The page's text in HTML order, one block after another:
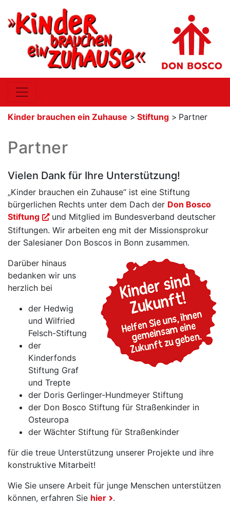
Kinder brauchen ein Zuhause > Stiftung > Partner
Partner
Vielen Dank für Ihre Unterstützung!
„Kinder brauchen ein Zuhause“ ist eine Stiftung
bürgerlichen Rechts unter dem Dach der Don Bosco
Stiftung
und Mitglied im Bundesverband deutscher
Stiftungen. Wir arbeiten eng mit der Missionsprokur
der Salesianer Don Boscos in Bonn zusammen.
Darüber hinaus
bedanken wir uns
herzlich bei
der Hedwig
und Wilfried
Felsch-Stiftung
der
Kinderfonds
Stiftung Graf
und Trepte
der Doris Gerlinger-Hundmeyer Stiftung
der Don Bosco Stiftung für Straßenkinder in
Osteuropa
der Wächter Stiftung für Straßenkinder
für die treue Unterstützung unserer Projekte und ihre
konstruktive Mitarbeit!
Wie Sie unsere Arbeit für junge Menschen unterstützen
können, erfahren Sie hier .